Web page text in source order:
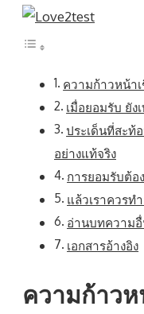
ความก้าวหน้า
เมื่อยอมรับ ยัง
ประเด็นที่สะท้
อย่างแท้จริง
การยอมรับต้อ
แล้วเราควรท
อ่านบทความอื่
เอกสารอ้างอิง
ความก้าว